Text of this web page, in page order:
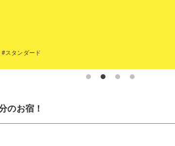
#スタンダード
のお宿！